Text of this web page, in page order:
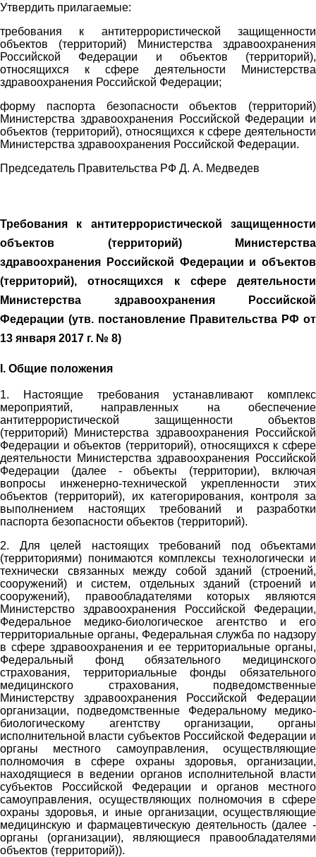
Утвердить прилагаемые:
требования к антитеррористической защищенности
объектов (территорий) Министерства здравоохранения
Российской Федерации и объектов (территорий),
относящихся к сфере деятельности Министерства
здравоохранения Российской Федерации;
форму паспорта безопасности объектов (территорий)
Министерства здравоохранения Российской Федерации и
объектов (территорий), относящихся к сфере деятельности
Министерства здравоохранения Российской Федерации.
Председатель Правительства РФ Д. А. Медведев
Требования к антитеррористической защищенности
объектов (территорий) Министерства
здравоохранения Российской Федерации и объектов
(территорий), относящихся к сфере деятельности
Министерства здравоохранения Российской
Федерации (утв. постановление Правительства РФ от
13 января 2017 г. № 8)
I. Общие положения
1. Настоящие требования устанавливают комплекс
мероприятий, направленных на обеспечение
антитеррористической защищенности объектов
(территорий) Министерства здравоохранения Российской
Федерации и объектов (территорий), относящихся к сфере
деятельности Министерства здравоохранения Российской
Федерации (далее - объекты (территории), включая
вопросы инженерно-технической укрепленности этих
объектов (территорий), их категорирования, контроля за
выполнением настоящих требований и разработки
паспорта безопасности объектов (территорий).
2. Для целей настоящих требований под объектами
(территориями) понимаются комплексы технологически и
технически связанных между собой зданий (строений,
сооружений) и систем, отдельных зданий (строений и
сооружений), правообладателями которых являются
Министерство здравоохранения Российской Федерации,
Федеральное медико-биологическое агентство и его
территориальные органы, Федеральная служба по надзору
в сфере здравоохранения и ее территориальные органы,
Федеральный фонд обязательного медицинского
страхования, территориальные фонды обязательного
медицинского страхования, подведомственные
Министерству здравоохранения Российской Федерации
организации, подведомственные Федеральному медико-
биологическому агентству организации, органы
исполнительной власти субъектов Российской Федерации и
органы местного самоуправления, осуществляющие
полномочия в сфере охраны здоровья, организации,
находящиеся в ведении органов исполнительной власти
субъектов Российской Федерации и органов местного
самоуправления, осуществляющих полномочия в сфере
охраны здоровья, и иные организации, осуществляющие
медицинскую и фармацевтическую деятельность (далее -
органы (организации), являющиеся правообладателями
объектов (территорий)).